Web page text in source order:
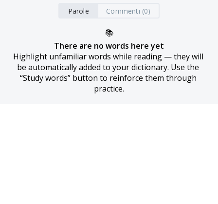
Parole Commenti (0)
📚
There are no words here yet
Highlight unfamiliar words while reading — they will
be automatically added to your dictionary. Use the
“Study words” button to reinforce them through
practice.